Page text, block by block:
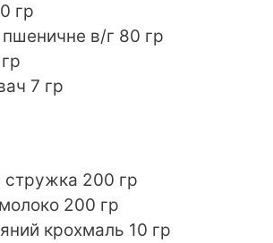
гр
в/г 80 гр
7 гр
стружка 200 гр
200 гр
крохмаль 10 гр